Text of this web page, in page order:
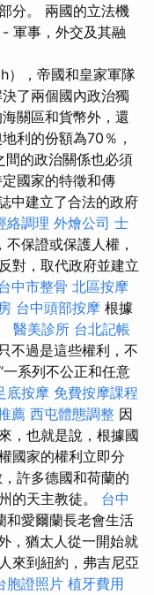
分。 兩國的立法機
軍事，外交及其融
，帝國和皇家軍隊
了兩個國內政治獨
關區和貨幣外，還
利的份額為70％，
的政治關係也必須
國家的特徵和傳
中建立了合法的政府
絡調理 外燴公司 士
保證或保護人權，
對，取代政府並建立
中市整骨 北區按摩
台中頭部按摩 根據
醫美診所 台北記帳
不過是這些權利，不
系列不公正和任意
底按摩 免費按摩課程
薦 西屯體態調整 因
，也就是說，根據國
國家的權利立即分
許多德國和荷蘭的
的天主教徒。 台中
和愛爾蘭長老會生活
，猶太人從一開始就
來到紐約，弗吉尼亞
胞證照片 植牙費用